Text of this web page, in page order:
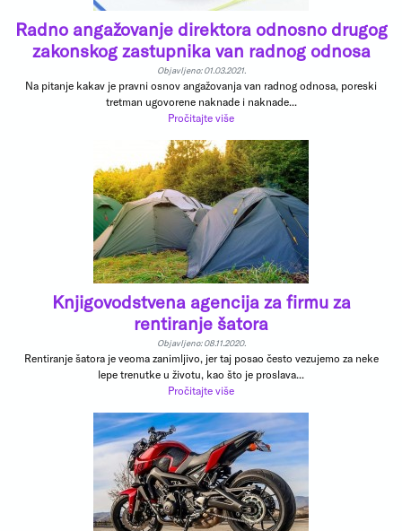
Radno angažovanje direktora odnosno drugog
zakonskog zastupnika van radnog odnosa
Objavljeno: 01.03.2021.
Na pitanje kakav je pravni osnov angažovanja van radnog odnosa, poreski
tretman ugovorene naknade i naknade...
Pročitajte više
Knjigovodstvena agencija za firmu za
rentiranje šatora
Objavljeno: 08.11.2020.
Rentiranje šatora je veoma zanimljivo, jer taj posao često vezujemo za neke
lepe trenutke u životu, kao što je proslava...
Pročitajte više